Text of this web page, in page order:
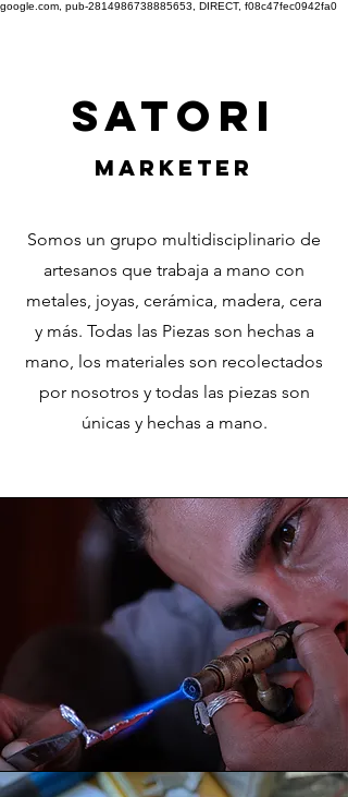
google.com, pub-2814986738885653, DIRECT, f08c47fec0942fa0
satori
marketer
Somos un grupo multidisciplinario de
artesanos que trabaja a mano con
metales, joyas, cerámica, madera, cera
y más. Todas las Piezas son hechas a
mano, los materiales son recolectados
por nosotros y todas las piezas son
únicas y hechas a mano.